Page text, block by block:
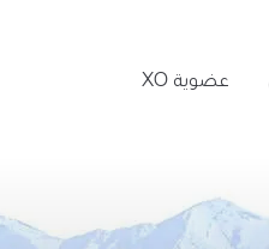
عضوية XO